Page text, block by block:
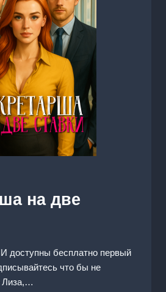
на две
доступны бесплатно первый
что бы не